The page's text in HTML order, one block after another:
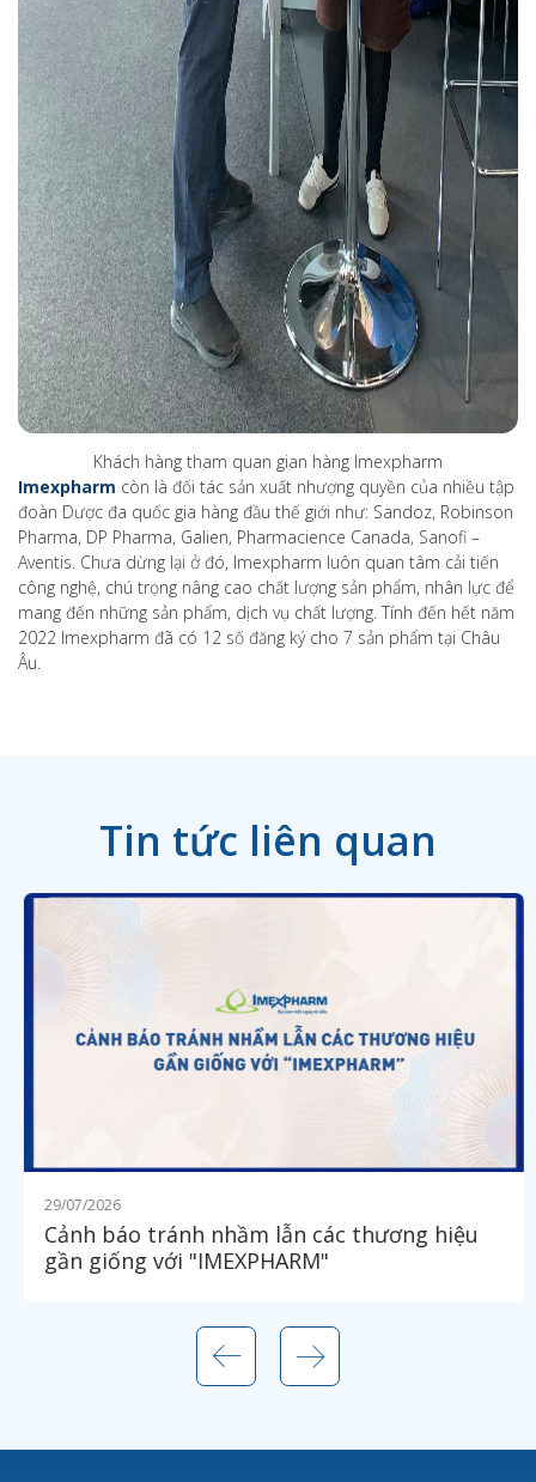
Khách hàng tham quan gian hàng Imexpharm
Imexpharm còn là đối tác sản xuất nhượng quyền của nhiều tập
đoàn Dược đa quốc gia hàng đầu thế giới như: Sandoz, Robinson
Pharma, DP Pharma, Galien, Pharmacience Canada, Sanofi –
Aventis. Chưa dừng lại ở đó, Imexpharm luôn quan tâm cải tiến
công nghệ, chú trọng nâng cao chất lượng sản phẩm, nhân lực để
mang đến những sản phẩm, dịch vụ chất lượng. Tính đến hết năm
2022 Imexpharm đã có 12 số đăng ký cho 7 sản phẩm tại Châu
Âu.
Tin tức liên quan
29/07/2026
Cảnh báo tránh nhầm lẫn các thương hiệu
gần giống với "IMEXPHARM"